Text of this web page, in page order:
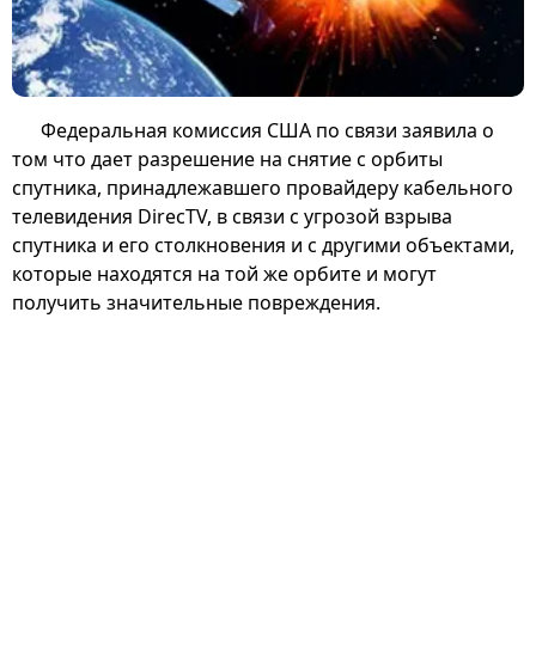
Федеральная комиссия США по связи заявила о
том что дает разрешение на снятие с орбиты
спутника, принадлежавшего провайдеру кабельного
телевидения DirecTV, в связи с угрозой взрыва
спутника и его столкновения и с другими объектами,
которые находятся на той же орбите и могут
получить значительные повреждения.